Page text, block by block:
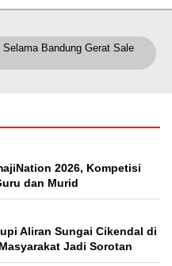
Bandung Gerat Sale
2026, Kompetisi
dan Murid
Aliran Sungai Cikendal di
Jadi Sorotan